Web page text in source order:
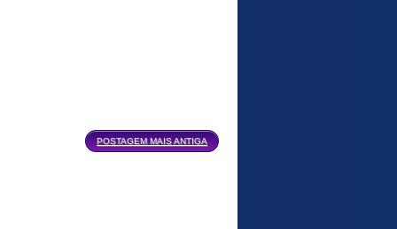
POSTAGEM MAIS ANTIGA